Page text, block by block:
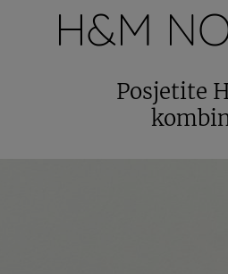
H&M
Posjetite